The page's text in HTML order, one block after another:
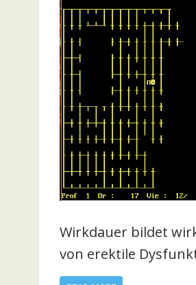
Wirkdauer bildet
von erektile